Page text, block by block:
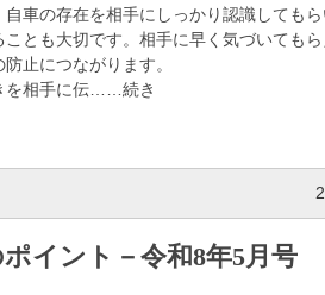
車の存在を相手にしっかり認識してもら
とも大切です。相手に早く気づいてもら
止につながります。
を相手に伝……続き
イント－令和8年5月号